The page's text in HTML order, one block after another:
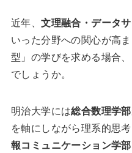
近年、文理融合・データ
いった分野への関心が高
型」の学びを求める場合
でしょうか。
明治大学には総合数理学部
を軸にしながら理系的思
報コミュニケーション学部